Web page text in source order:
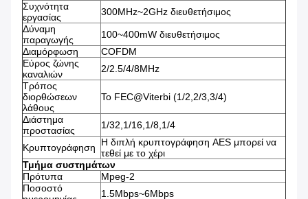
Συχνότητα
εργασίας
300MHz~2GHz διευθετήσιμος
Δύναμη
παραγωγής
100~400mW διευθετήσιμος
Διαμόρφωση
COFDM
Εύρος ζώνης
καναλιών
2/2.5/4/8MHz
Τρόπος
διορθώσεων
λάθους
Το FEC@Viterbi (1/2,2/3,3/4)
Διάστημα
προστασίας
1/32,1/16,1/8,1/4
Κρυπτογράφηση
Η διπλή κρυπτογράφηση AES μπορεί να
τεθεί με το χέρι
Τμήμα συστημάτων
Πρότυπα
Mpeg-2
Ποσοστό
1.5Mbps~6Mbps